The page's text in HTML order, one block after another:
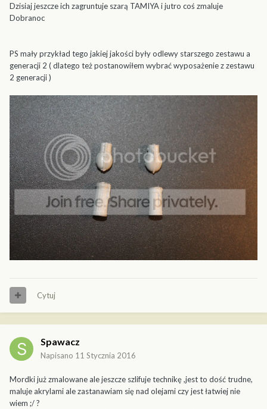
Dzisiaj jeszcze ich zagruntuje szarą TAMIYA i jutro coś zmaluje
Dobranoc
PS mały przykład tego jakiej jakości były odlewy starszego zestawu a
generacji 2 ( dlatego też postanowiłem wybrać wyposażenie z zestawu
2 generacji )
Cytuj
Spawacz
Napisano 11 Stycznia 2016
Mordki już zmalowane ale jeszcze szlifuje technikę ,jest to dość trudne,
maluje akrylami ale zastanawiam się nad olejami czy jest łatwiej nie
wiem ;/ ?